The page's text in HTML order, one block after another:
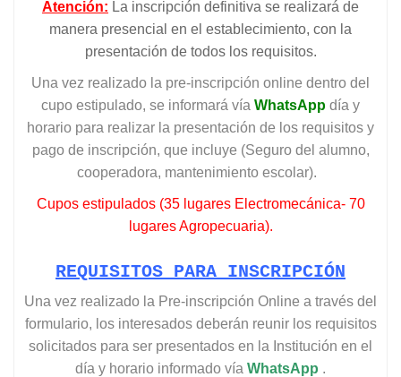
Atención: La inscripción definitiva se realizará de
manera presencial en el establecimiento, con la
presentación de todos los requisitos.
Una vez realizado la pre-inscripción online dentro del
cupo estipulado, se informará vía WhatsApp día y
horario para realizar la presentación de los requisitos y
pago de inscripción, que incluye (Seguro del alumno,
cooperadora, mantenimiento escolar).
Cupos estipulados (35 lugares Electromecánica- 70
lugares Agropecuaria).
REQUISITOS PARA INSCRIPCIÓN
Una vez realizado la Pre-inscripción Online a través del
formulario, los interesados deberán reunir los requisitos
solicitados para ser presentados en la Institución en el
día y horario informado vía WhatsApp .